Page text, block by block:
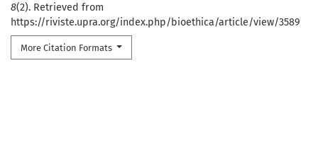
8(2). Retrieved from
https://riviste.upra.org/index.php/bioethica/article/view/3589
More Citation Formats